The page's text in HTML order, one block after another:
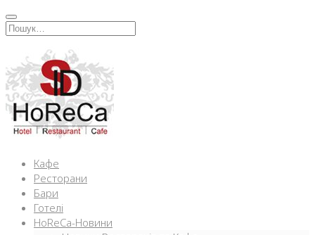
Перейти
кИскать:
Кафе
Ресторани
Бари
Готелі
HoReCa-Новини